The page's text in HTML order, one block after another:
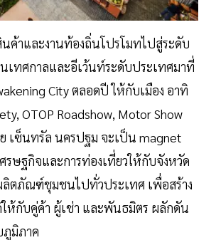
ค้าและงานท้องถิ่นโปรโมทไปสู่ระดับ
เทศกาลและอีเว้นท์ระดับประเทศมาที่
City ตลอดปี ให้กับเมือง อาทิ
OTOP Roadshow, Motor Show
เซ็นทรัล นครปฐม จะเป็น magnet
รษฐกิจและการท่องเที่ยวให้กับจังหวัด
ลิตภัณฑ์ชุมชนไปทั่วประเทศ เพื่อสร้าง
ให้กับคู่ค้า ผู้เช่า และพันธมิตร ผลักดัน
ภูมิภาค